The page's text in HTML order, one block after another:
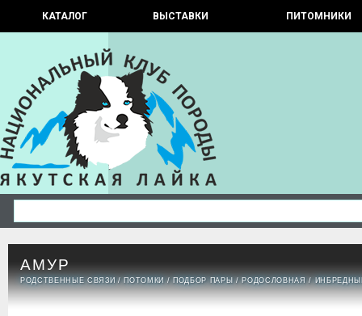
КАТАЛОГ ВЫСТАВКИ ПИТОМНИКИ
АМУР
РОДСТВЕННЫЕ СВЯЗИ /ПОТОМКИ /ПОДБОР ПАРЫ /РОДОСЛОВНАЯ /